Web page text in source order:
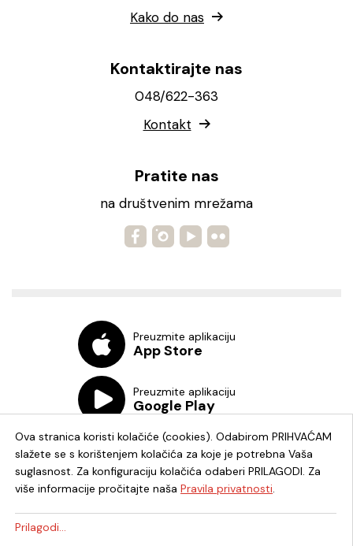
Kako do nas
Kontaktirajte nas
048/622-363
Kontakt
Pratite nas
na društvenim mrežama
Preuzmite aplikaciju
App Store
Preuzmite aplikaciju
Google Play
Ova stranica koristi kolačiće (cookies). Odabirom PRIHVAĆAM
slažete se s korištenjem kolačića za koje je potrebna Vaša
suglasnost. Za konfiguraciju kolačića odaberi PRILAGODI. Za
više informacije pročitajte naša Pravila privatnosti.
Prilagodi...